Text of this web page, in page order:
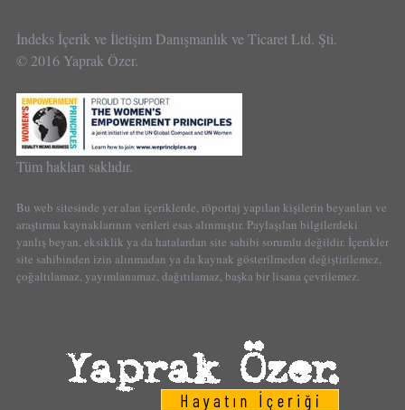
İndeks İçerik ve İletişim Danışmanlık ve Ticaret Ltd. Şti.
© 2016 Yaprak Özer.
Tüm hakları saklıdır.
Bu web sitesinde yer alan içeriklerde, röportaj yapılan kişilerin beyanları ve
araştırma kaynaklarının verileri esas alınmıştır. Paylaşılan bilgilerdeki
yanlış beyan, eksiklik ya da hatalardan site sahibi sorumlu değildir. İçerikler
site sahibinden izin alınmadan ya da kaynak gösterilmeden değiştirilemez,
çoğaltılamaz, yayımlanamaz, dağıtılamaz, başka bir lisana çevrilemez.